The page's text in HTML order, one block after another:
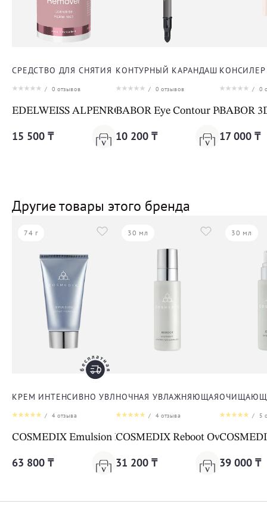
СРЕДСТВО ДЛЯ СНЯТИЯ МАКИЯЖА ДЛЯ ЛИЦА
/ 0 отзывов
EDELWEISS ALPENROSE MAKE UP REMOVER
15 500 ₸
КОНТУРНЫЙ КАРАНДАШ ДЛЯ ВЕК
/ 0 отзывов
BABOR Eye Contour Pencil 04
10 200 ₸
/ 0
BABOR
17 000 ₸
Другие товары этого бренда
74 г
КРЕМ ИНТЕНСИВНО УВЛАЖНЯЮЩИЙ ДЛЯ ЛИЦА
/ 4отзыва
COSMEDIX Emulsion Intense Hydrator
63 800 ₸
30 мл
НОЧНАЯ УВЛАЖНЯЮЩАЯ
/ 4отзыва
COSMEDIX Reboot Overnight
31 200 ₸
30 мл
/ 5
39 000 ₸